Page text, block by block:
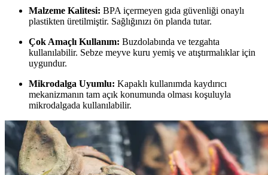
Malzeme Kalitesi: BPA içermeyen gıda güvenliği onaylı
plastikten üretilmiştir. Sağlığınızı ön planda tutar.
Çok Amaçlı Kullanım: Buzdolabında ve tezgahta
kullanılabilir. Sebze meyve kuru yemiş ve atıştırmalıklar için
uygundur.
Mikrodalga Uyumlu: Kapaklı kullanımda kaydırıcı
mekanizmanın tam açık konumunda olması koşuluyla
mikrodalgada kullanılabilir.